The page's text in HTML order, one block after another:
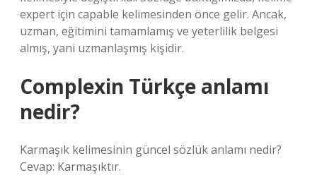
expert için capable kelimesinden önce gelir. Ancak,
uzman, eğitimini tamamlamış ve yeterlilik belgesi
almış, yani uzmanlaşmış kişidir.
Complexin Türkçe anlamı
nedir?
Karmaşık kelimesinin güncel sözlük anlamı nedir?
Cevap: Karmaşıktır.